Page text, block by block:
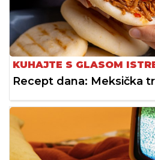
KUHAJTE S GLASOM
Recept dana: Meksička